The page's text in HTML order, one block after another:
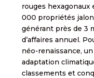
rouges hexagonaux
000 propriétés
générant près de 3
d’affaires annuel.
néo-renaissance,
adaptation
classements et